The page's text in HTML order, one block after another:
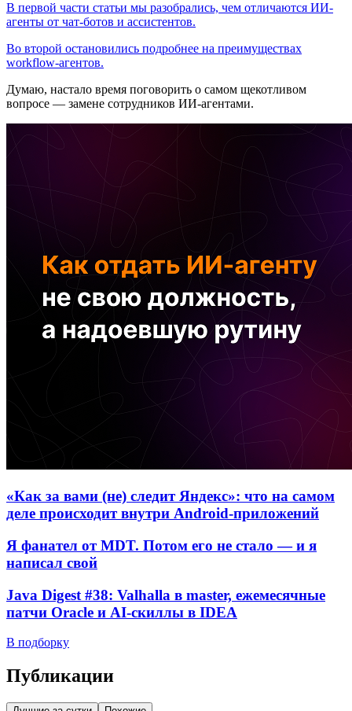
В первой части статьи мы разобрались, чем отличаются ИИ-
агенты от чат-ботов и ассистентов.
Во второй остановились подробнее на преимуществах
workflow-агентов.
Думаю, настало время поговорить о самом щекотливом
вопросе — замене сотрудников ИИ-агентами.
«Как за вами (не) следит Яндекс»: что на самом
деле происходит внутри Android-приложений
Я фанател от MDT. Потом его не стало — и я
написал свой
Java Digest #38: Valhalla в master, ежемесячные
патчи Oracle и AI-скиллы в IDEA
В подборку
Публикации